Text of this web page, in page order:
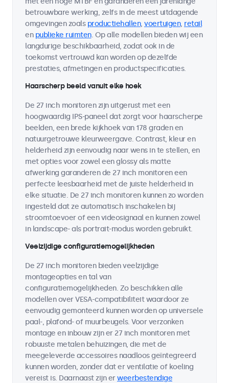
betrouwbare werking, zelfs in de meest uitdagende
omgevingen zoals productiehallen, voertuigen, retail
en publieke ruimten. Op alle modellen bieden wij een
langdurige beschikbaarheid, zodat ook in de
toekomst vertrouwd kan worden op dezelfde
prestaties, afmetingen en productspecificaties.
Haarscherp beeld vanuit elke hoek
De 27 inch monitoren zijn uitgerust met een
hoogwaardig IPS-paneel dat zorgt voor haarscherpe
beelden, een brede kijkhoek van 178 graden en
natuurgetrouwe kleurweergave. Contrast, kleur en
helderheid zijn eenvoudig naar wens in te stellen, en
met opties voor zowel een glossy als matte
afwerking garanderen de 27 inch monitoren een
perfecte leesbaarheid met de juiste helderheid in
elke situatie. De 27 inch monitoren kunnen zo worden
ingesteld dat ze automatisch inschakelen bij
stroomtoevoer of een videosignaal en kunnen zowel
in landscape- als portrait-modus worden gebruikt.
Veelzijdige configuratiemogelijkheden
De 27 inch monitoren bieden veelzijdige
montageopties en tal van
configuratiemogelijkheden. Zo beschikken alle
modellen over VESA-compatibiliteit waardoor ze
eenvoudig gemonteerd kunnen worden op universele
paal-, plafond- of muurbeugels. Voor verzonken
montage en inbouw zijn er 27 inch monitoren met
robuuste metalen behuizingen, die met de
meegeleverde accessoires naadloos geïntegreerd
kunnen worden, zonder dat er ventilatie of koeling
vereist is. Daarnaast zijn erweerbestendige